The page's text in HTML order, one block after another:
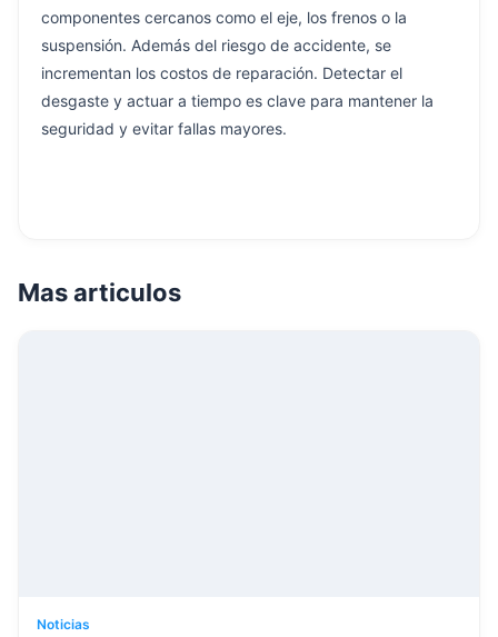
componentes cercanos como el eje, los frenos o la
suspensión. Además del riesgo de accidente, se
incrementan los costos de reparación. Detectar el
desgaste y actuar a tiempo es clave para mantener la
seguridad y evitar fallas mayores.
Mas articulos
Noticias